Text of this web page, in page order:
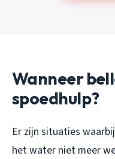
Wanneer
spoedhulp?
Er zijn situaties
het water niet meer